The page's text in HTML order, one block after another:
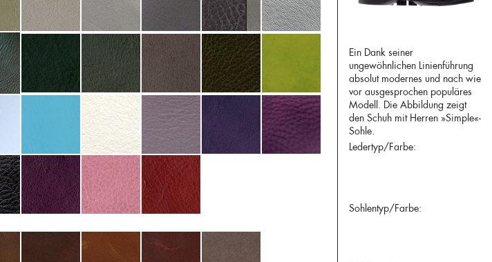
Ein Dank seiner
ungewöhnlichen Linienführung
absolut modernes und nach wie
vor ausgesprochen populäres
Modell. Die Abbildung zeigt
den Schuh mit Herren »Simple«-
Sohle.
Ledertyp/Farbe:
Sohlentyp/Farbe: